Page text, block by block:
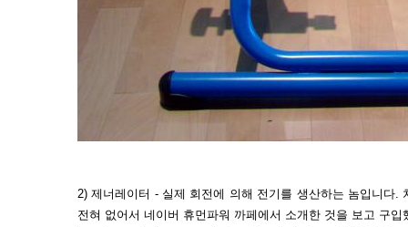
2) 제너레이터 - 실제 회전에 의해 전기를 생산하는 놈입니다.
전혀 없어서 네이버 휴먼파워 까페에서 소개한 것을 보고 구입